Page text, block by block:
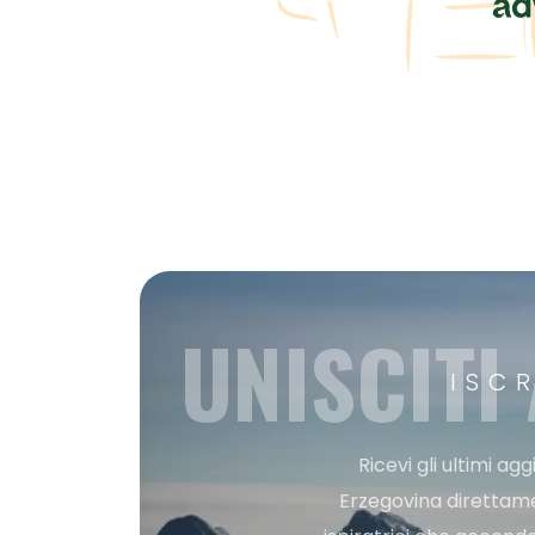
UNISCITI
Ricevi gli ultimi
Erzegovina